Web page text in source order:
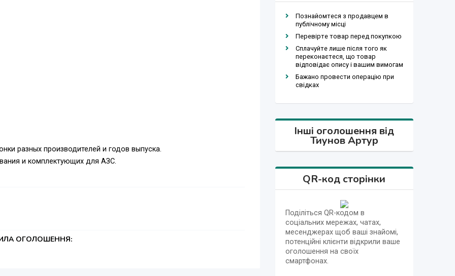
разных производителей и годов выпуска.
и комплектующих для АЗС.
ОГОЛОШЕННЯ:
Познайомтеся з продавцем в
публічному місці
Перевірте товар перед покупкою
Сплачуйте лише після того як
переконаєтеся, що товар
відповідає опису і вашим вимогам
Бажано провести операцію при
свідках
Інші оголошення від
Тиунов Артур
QR-код сторінки
Поділіться QR-кодом в
соціальних мережах, чатах,
месенджерах щоб ваші знайомі,
потенційні клієнти відкрили ваше
оголошення на своїх
смартфонах.